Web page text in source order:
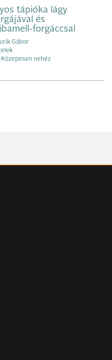
tápióka lágy
és
forgáccsal
Gábor
Közepesen nehéz